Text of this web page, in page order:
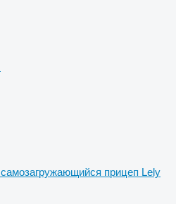
самозагружающийся прицеп Lely